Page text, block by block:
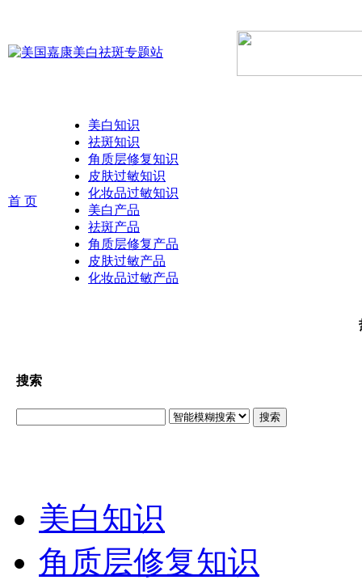
首 页
美白知识
祛斑知识
角质层修复知识
皮肤过敏知识
化妆品过敏知识
美白产品
祛斑产品
角质层修复产品
皮肤过敏产品
化妆品过敏产品
搜索
搜索
美白知识
角质层修复知识